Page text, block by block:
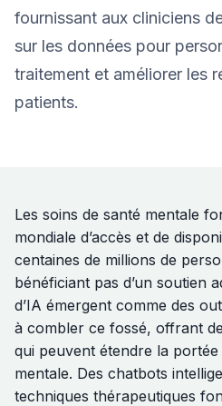
fournissant aux cliniciens
sur les données pour
traitement et améliorer les
patients.
Les soins de santé mentale
mondiale d’accès et de
centaines de millions de
bénéficiant pas d’un soutien
d’IA émergent comme des
à combler ce fossé, offrant
qui peuvent étendre la portée
mentale. Des chatbots
techniques thérapeutiques